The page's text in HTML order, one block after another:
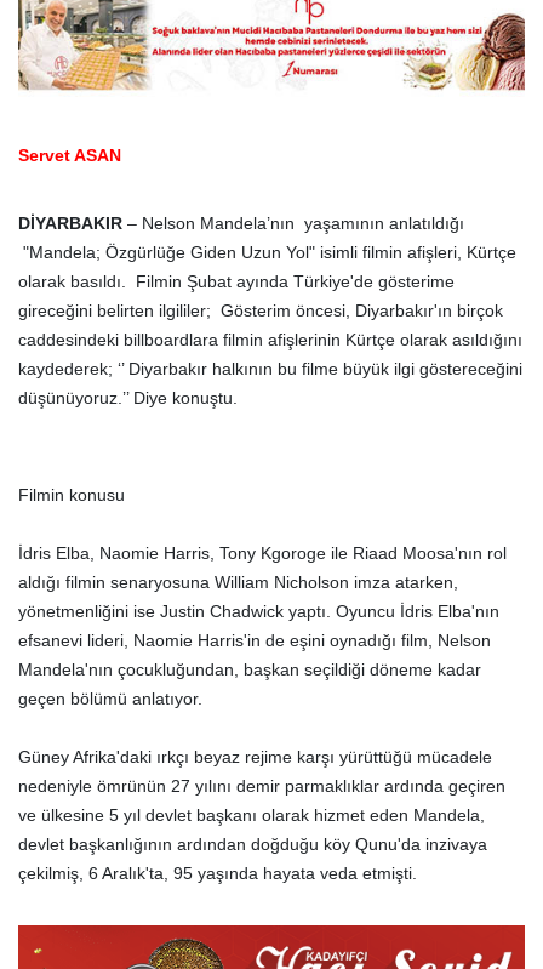
Servet ASAN
DİYARBAKIR – Nelson Mandela’nın yaşamının anlatıldığı
"Mandela; Özgürlüğe Giden Uzun Yol" isimli filmin afişleri, Kürtçe
olarak basıldı. Filmin Şubat ayında Türkiye'de gösterime
gireceğini belirten ilgililer; Gösterim öncesi, Diyarbakır'ın birçok
caddesindeki billboardlara filmin afişlerinin Kürtçe olarak asıldığını
kaydederek; ‘’ Diyarbakır halkının bu filme büyük ilgi göstereceğini
düşünüyoruz.’’ Diye konuştu.
Filmin konusu
İdris Elba, Naomie Harris, Tony Kgoroge ile Riaad Moosa'nın rol
aldığı filmin senaryosuna William Nicholson imza atarken,
yönetmenliğini ise Justin Chadwick yaptı. Oyuncu İdris Elba'nın
efsanevi lideri, Naomie Harris'in de eşini oynadığı film, Nelson
Mandela'nın çocukluğundan, başkan seçildiği döneme kadar
geçen bölümü anlatıyor.
Güney Afrika'daki ırkçı beyaz rejime karşı yürüttüğü mücadele
nedeniyle ömrünün 27 yılını demir parmaklıklar ardında geçiren
ve ülkesine 5 yıl devlet başkanı olarak hizmet eden Mandela,
devlet başkanlığının ardından doğduğu köy Qunu'da inzivaya
çekilmiş, 6 Aralık'ta, 95 yaşında hayata veda etmişti.